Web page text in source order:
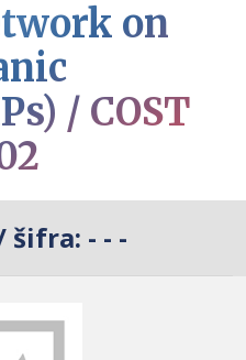
on
/ COST
šifra: - - -